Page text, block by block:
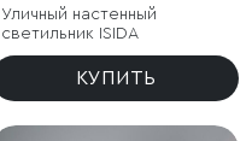
Уличный настенный
светильник ISIDA
КУПИТЬ